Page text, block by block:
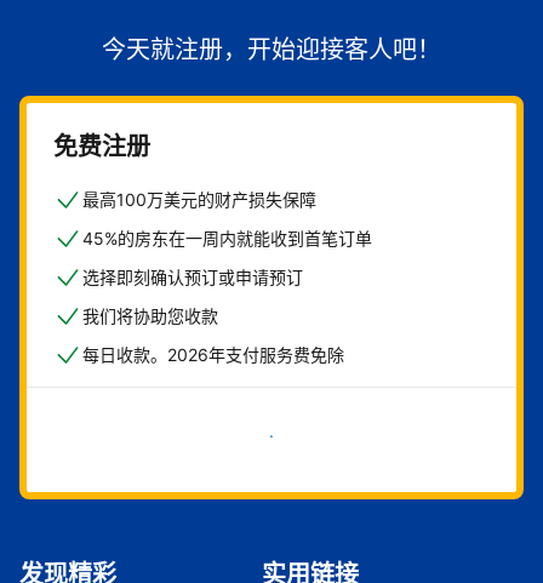
今天就注册，开始迎接客人吧！
免费注册
最高100万美元的财产损失保障
45%的房东在一周内就能收到首笔订单
选择即刻确认预订或申请预订
我们将协助您收款
每日收款。2026年支付服务费免除
立即开始
发现精彩 实用链接